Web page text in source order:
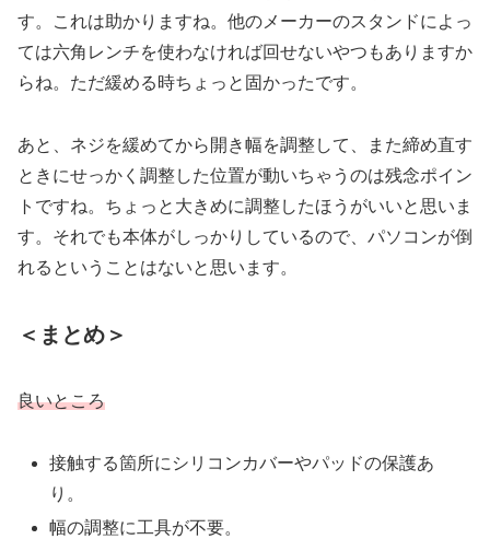
す。これは助かりますね。他のメーカーのスタンドによっ
ては六角レンチを使わなければ回せないやつもありますか
らね。ただ緩める時ちょっと固かったです。
あと、ネジを緩めてから開き幅を調整して、また締め直す
ときにせっかく調整した位置が動いちゃうのは残念ポイン
トですね。ちょっと大きめに調整したほうがいいと思いま
す。それでも本体がしっかりしているので、パソコンが倒
れるということはないと思います。
＜まとめ＞
良いところ
接触する箇所にシリコンカバーやパッドの保護あ
り。
幅の調整に工具が不要。